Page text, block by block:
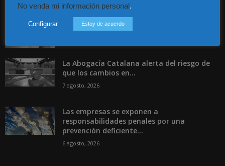
es el referente en derecho...
La Abogacía Catalana alerta del riesgo de
que los cambios en...
7 agosto, 2026
Las empresas se exponen a
responsabilidades penales por una
prevención deficiente...
6 agosto, 2026
No venda mi información personal.
Configurar Estoy de acuerdo